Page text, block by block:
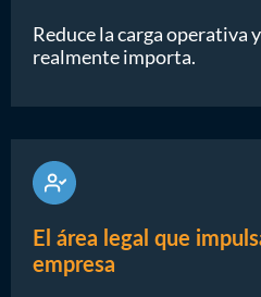
Reduce la carga operativa
realmente importa.
El área legal que
empresa